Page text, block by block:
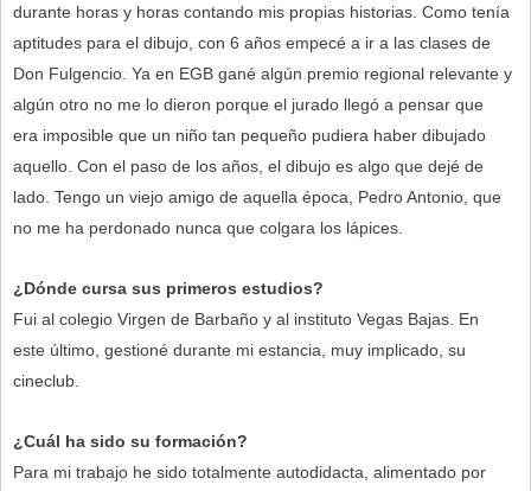
durante horas y horas contando mis propias historias. Como tenía
aptitudes para el dibujo, con 6 años empecé a ir a las clases de
Don Fulgencio. Ya en EGB gané algún premio regional relevante y
algún otro no me lo dieron porque el jurado llegó a pensar que
era imposible que un niño tan pequeño pudiera haber dibujado
aquello. Con el paso de los años, el dibujo es algo que dejé de
lado. Tengo un viejo amigo de aquella época, Pedro Antonio, que
no me ha perdonado nunca que colgara los lápices.
¿Dónde cursa sus primeros estudios?
Fui al colegio Virgen de Barbaño y al instituto Vegas Bajas. En
este último, gestioné durante mi estancia, muy implicado, su
cineclub.
¿Cuál ha sido su formación?
Para mi trabajo he sido totalmente autodidacta, alimentado por